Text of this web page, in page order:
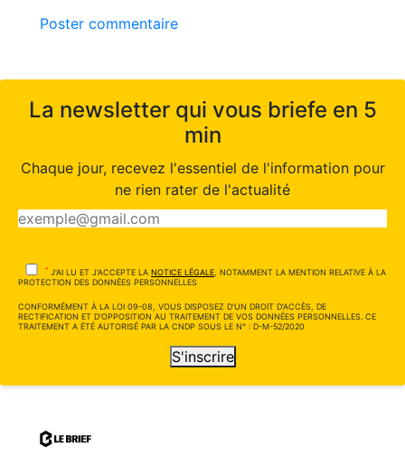
Poster commentaire
La newsletter qui vous briefe en 5
min
Chaque jour, recevez l'essentiel de l'information pour
ne rien rater de l'actualité
* J'AI LU ET J'ACCEPTE LA NOTICE LÉGALE , NOTAMMENT LA MENTION RELATIVE À LA
PROTECTION DES DONNÉES PERSONNELLES
CONFORMÉMENT À LA LOI 09-08, VOUS DISPOSEZ D'UN DROIT D'ACCÈS, DE
RECTIFICATION ET D'OPPOSITION AU TRAITEMENT DE VOS DONNÉES PERSONNELLES. CE
TRAITEMENT A ÉTÉ AUTORISÉ PAR LA CNDP SOUS LE N° : D-M-52/2020
S'inscrire